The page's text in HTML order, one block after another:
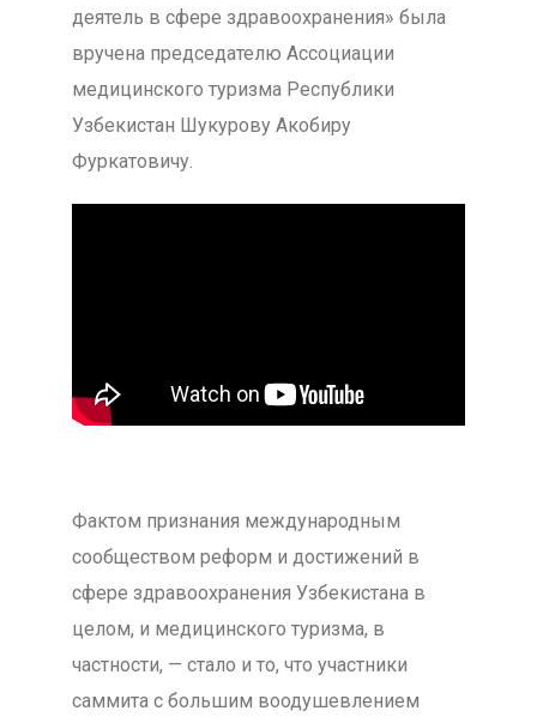
деятель в сфере здравоохранения» была
вручена председателю Ассоциации
медицинского туризма Республики
Узбекистан Шукурову Акобиру
Фуркатовичу.
Фактом признания международным
сообществом реформ и достижений в
сфере здравоохранения Узбекистана в
целом, и медицинского туризма, в
частности, — стало и то, что участники
саммита с большим воодушевлением